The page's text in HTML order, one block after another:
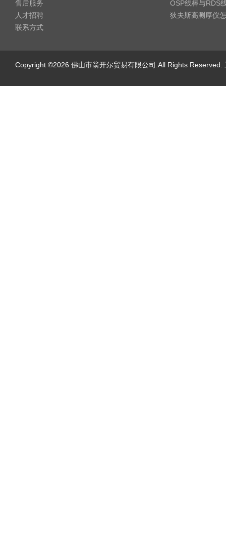
售后服务
人才招聘
联系方式
OSP线棒与RDS
狄夫斯高测厚仪
Copyright ©2026 佛山市翁开尔贸易有限公司.All Rights Reserved.